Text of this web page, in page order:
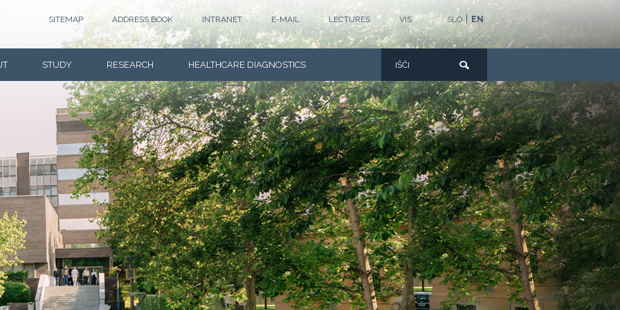
SLO EN
SITEMAP ADDRESS BOOK INTRANET E-MAIL LECTURES VIS
STUDY RESEARCH HEALTHCARE DIAGNOSTICS